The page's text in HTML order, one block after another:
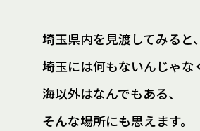
埼玉県内を見渡してみると、
埼玉には何もないんじゃな
海以外はなんでもある、
そんな場所にも思えます。